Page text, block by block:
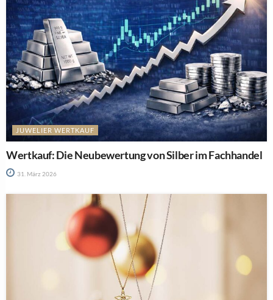
JUWELIER WERTKAUF
Wertkauf: Die Neubewertung von Silber im Fachhandel
31. März 2026